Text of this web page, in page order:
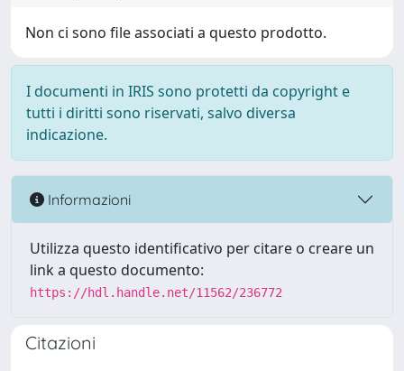
Non ci sono file associati a questo prodotto.
I documenti in IRIS sono protetti da copyright e
tutti i diritti sono riservati, salvo diversa
indicazione.
Informazioni
Utilizza questo identificativo per citare o creare un
link a questo documento:
https://hdl.handle.net/11562/236772
Citazioni